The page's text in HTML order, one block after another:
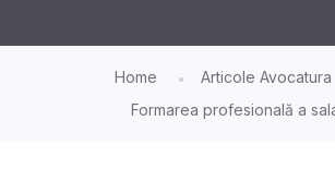
Home
Articole Avocatura
Formarea profesională a